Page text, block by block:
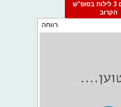
למזמינים 3 לילות בסופ"ש
הקרוב
רווחה